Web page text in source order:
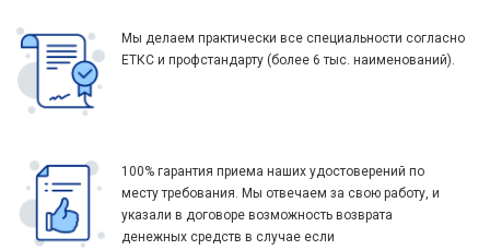
Мы делаем практически все специальности согласно
ЕТКС и профстандарту (более 6 тыс. наименований).
100% гарантия приема наших удостоверений по
месту требования. Мы отвечаем за свою работу, и
указали в договоре возможность возврата
денежных средств в случае если